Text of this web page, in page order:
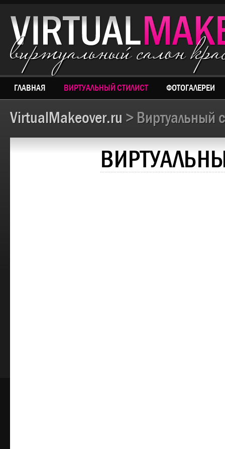
виртуальный салон
ГЛАВНАЯ ВИРТУАЛЬНЫЙ СТИЛИСТ ФОТОГАЛЕРЕИ
VirtualMakeover.ru > Виртуальный